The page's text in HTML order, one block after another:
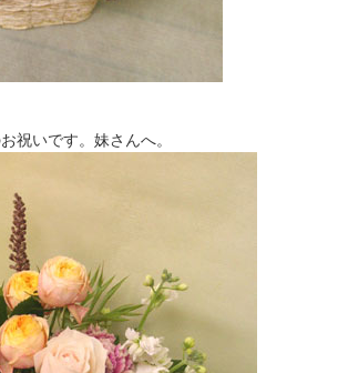
祝いです。妹さんへ。